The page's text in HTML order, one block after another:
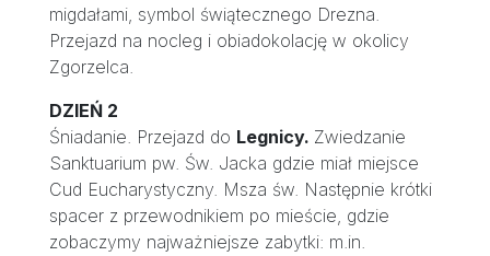
migdałami, symbol świątecznego Drezna.
Przejazd na nocleg i obiadokolację w okolicy
Zgorzelca.
DZIEŃ 2
Śniadanie. Przejazd do Legnicy. Zwiedzanie
Sanktuarium pw. Św. Jacka gdzie miał miejsce
Cud Eucharystyczny. Msza św. Następnie krótki
spacer z przewodnikiem po mieście, gdzie
zobaczymy najważniejsze zabytki: m.in.